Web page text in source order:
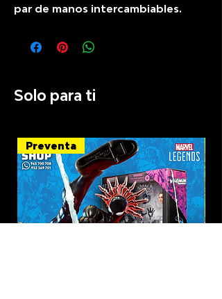
par de manos intercambiables.
Solo para ti
Preventa